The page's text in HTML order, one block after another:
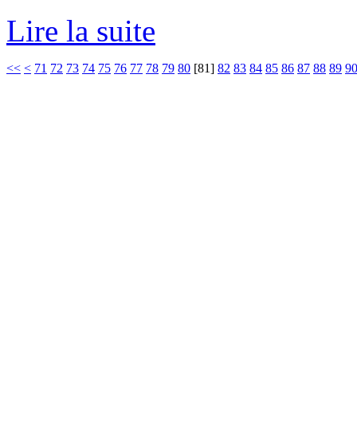
Lire la suite
<< < 71 72 73 74 75 76 77 78 79 80 [81] 82 83 84 85 86 87 88 89 90